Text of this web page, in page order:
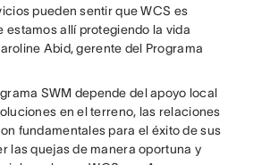
pueden sentir que WCS es
estamos allí protegiendo la vida
Abid, gerente del Programa
SWM depende del apoyo local
en el terreno, las relaciones
fundamentales para el éxito de sus
las quejas de manera oportuna y